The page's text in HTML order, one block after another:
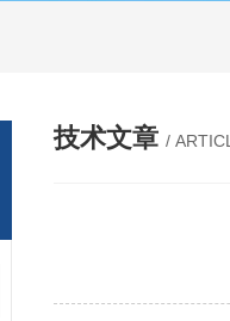
技术文章 /